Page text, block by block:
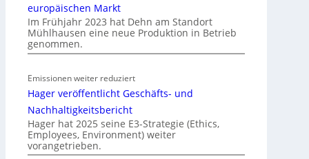
l
i
t
i
n
d
e
r
europäischen Markt
Im Frühjahr 2023 hat Dehn am Standort
Mühlhausen eine neue Produktion in Betrieb
genommen.
Emissionen weiter reduziert
Hager veröffentlicht Geschäfts- und
Nachhaltigkeitsbericht
Hager hat 2025 seine E3-Strategie (Ethics,
Employees, Environment) weiter
vorangetrieben.